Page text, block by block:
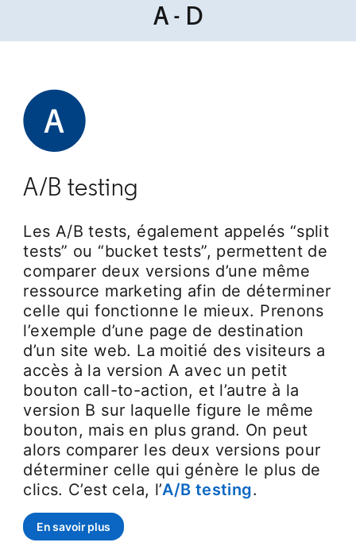
A - D
A/B testing
Les A/B tests, également appelés “split
tests” ou “bucket tests”, permettent de
comparer deux versions d’une même
ressource marketing afin de déterminer
celle qui fonctionne le mieux. Prenons
l’exemple d’une page de destination
d’un site web. La moitié des visiteurs a
accès à la version A avec un petit
bouton call-to-action, et l’autre à la
version B sur laquelle figure le même
bouton, mais en plus grand. On peut
alors comparer les deux versions pour
déterminer celle qui génère le plus de
clics. C’est cela, l’A/B testingopens in a
.
En savoir plus